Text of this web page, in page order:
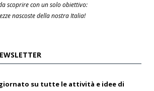
scoprire con un solo obiettivo:
nascoste della nostra Italia!
su tutte le attività e idee di